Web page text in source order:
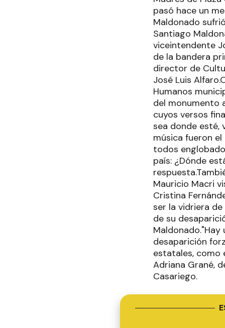
pasó hace un
Maldonado
Santiago
viceintendente
de la bandera
director de
José Luis
Humanos
del monumento
cuyos versos
sea donde esté,
música fueron
todos
país: ¿Dónde
Mauricio Macri
Cristina
ser la vidriera
de su
desaparición
estatales, como
Adriana Grané,
Casariego.